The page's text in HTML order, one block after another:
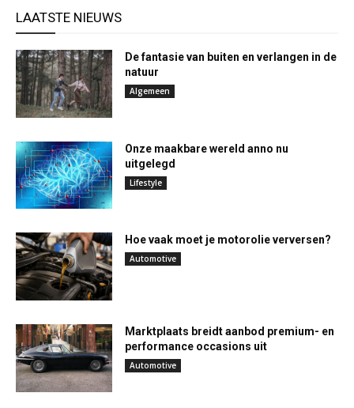
LAATSTE NIEUWS
De fantasie van buiten en verlangen in de
natuur
Algemeen
Onze maakbare wereld anno nu
uitgelegd
Lifestyle
Hoe vaak moet je motorolie verversen?
Automotive
Marktplaats breidt aanbod premium- en
performance occasions uit
Automotive